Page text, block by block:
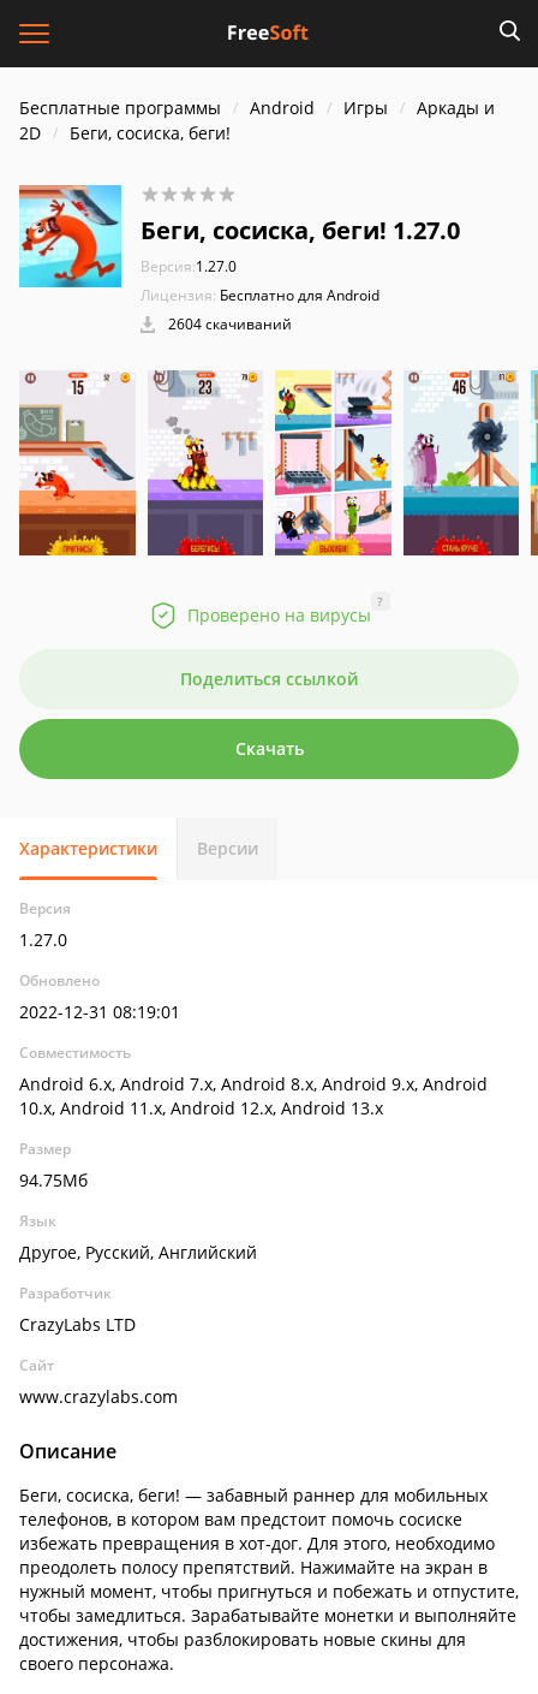
Бесплатные программы Android Игры
Аркады и
2D
Беги, сосиска, беги!
Беги, сосиска, беги! 1.27.0
Версия:1.27.0
Лицензия: Бесплатно для Android
2604 скачиваний
Проверено на вирусы
?
Поделиться ссылкой
Скачать
Характеристики Версии
Версия
1.27.0
Обновлено
2022-12-31 08:19:01
Совместимость
Android 6.x, Android 7.x, Android 8.x, Android 9.x, Android
10.x, Android 11.x, Android 12.x, Android 13.x
Размер
94.75Мб
Язык
Другое, Русский, Английский
Разработчик
CrazyLabs LTD
Сайт
www.crazylabs.com
Описание
Беги, сосиска, беги! — забавный раннер для мобильных
телефонов, в котором вам предстоит помочь сосиске
избежать превращения в хот-дог. Для этого, необходимо
преодолеть полосу препятствий. Нажимайте на экран в
нужный момент, чтобы пригнуться и побежать и отпустите,
чтобы замедлиться. Зарабатывайте монетки и выполняйте
достижения, чтобы разблокировать новые скины для
своего персонажа.